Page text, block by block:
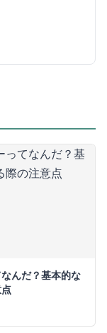
んだ？基本的な